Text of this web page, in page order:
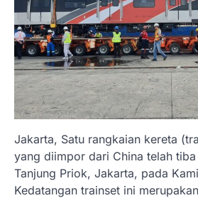
Jakarta, Satu rangkaian kereta
yang diimpor dari China telah
Tanjung Priok, Jakarta, pada
Kedatangan trainset ini